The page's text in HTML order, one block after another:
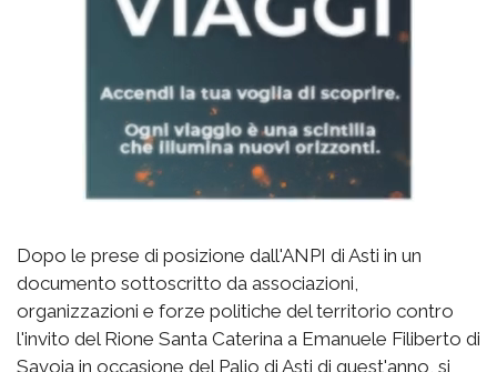
Dopo le prese di posizione dall'ANPI di Asti in un
documento sottoscritto da associazioni,
organizzazioni e forze politiche del territorio contro
l'invito del Rione Santa Caterina a Emanuele Filiberto di
Savoia in occasione del Palio di Asti di quest'anno, si